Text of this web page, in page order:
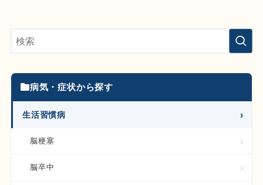
病気・症状から探す
生活習慣病
脳梗塞
脳卒中